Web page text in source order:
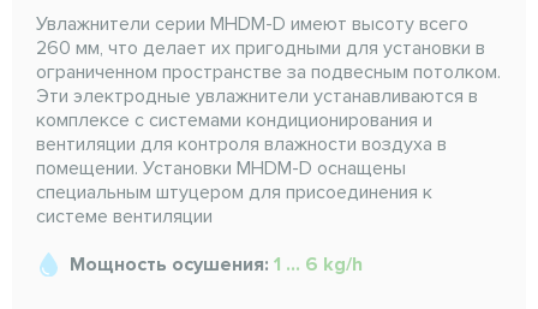
Увлажнители серии MHDM-D имеют высоту всего
260 мм, что делает их пригодными для установки в
ограниченном пространстве за подвесным потолком.
Эти электродные увлажнители устанавливаются в
комплексе с системами кондиционирования и
вентиляции для контроля влажности воздуха в
помещении. Установки MHDM-D оснащены
специальным штуцером для присоединения к
системе вентиляции
Мощность осушения: 1 ... 6 kg/h